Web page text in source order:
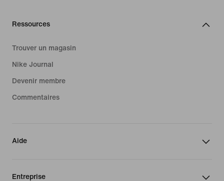
Ressources
Trouver un magasin
Nike Journal
Devenir membre
Commentaires
Aide
Entreprise